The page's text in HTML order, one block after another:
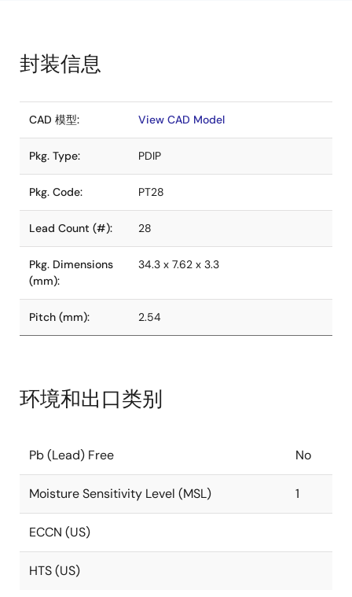
封装信息
CAD 模型: View CAD Model
Pkg. Type: PDIP
Pkg. Code: PT28
Lead Count (#): 28
Pkg. Dimensions
(mm):
34.3 x 7.62 x 3.3
Pitch (mm): 2.54
环境和出口类别
Pb (Lead) Free No
Moisture Sensitivity Level (MSL) 1
ECCN (US)
HTS (US)